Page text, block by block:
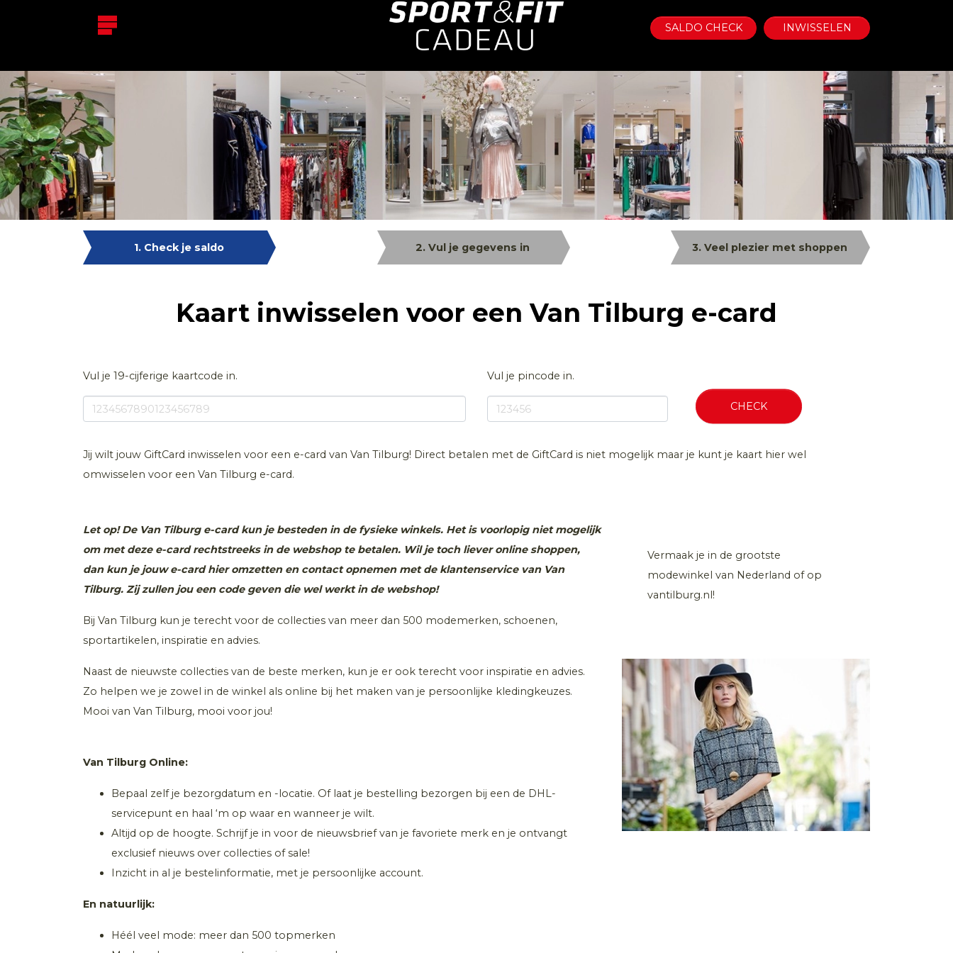
SALDO CHECK INWISSELEN
1. Check je saldo 2. Vul je gegevens in 3. Veel plezier met shoppen
Kaart inwisselen voor een Van Tilburg e-card
Vul je 19-cijferige kaartcode in. Vul je pincode in.
CHECK
Jij wilt jouw GiftCard inwisselen voor een e-card van Van Tilburg! Direct betalen met de GiftCard is niet mogelijk maar je kunt je kaart hier wel
omwisselen voor een Van Tilburg e-card.
Let op! De Van Tilburg e-card kun je besteden in de fysieke winkels. Het is voorlopig niet mogelijk
om met deze e-card rechtstreeks in de webshop te betalen. Wil je toch liever online shoppen,
dan kun je jouw e-card hier omzetten en contact opnemen met de klantenservice van Van
Tilburg. Zij zullen jou een code geven die wel werkt in de webshop!
Bij Van Tilburg kun je terecht voor de collecties van meer dan 500 modemerken, schoenen,
sportartikelen, inspiratie en advies.
Naast de nieuwste collecties van de beste merken, kun je er ook terecht voor inspiratie en advies.
Zo helpen we je zowel in de winkel als online bij het maken van je persoonlijke kledingkeuzes.
Mooi van Van Tilburg, mooi voor jou!
Van Tilburg Online:
Bepaal zelf je bezorgdatum en -locatie. Of laat je bestelling bezorgen bij een de DHL-
servicepunt en haal ‘m op waar en wanneer je wilt.
Altijd op de hoogte. Schrijf je in voor de nieuwsbrief van je favoriete merk en je ontvangt
exclusief nieuws over collecties of sale!
Inzicht in al je bestelinformatie, met je persoonlijke account.
En natuurlijk:
Héél veel mode: meer dan 500 topmerken
Vermaak je in de grootste
modewinkel van Nederland of op
vantilburg.nl!